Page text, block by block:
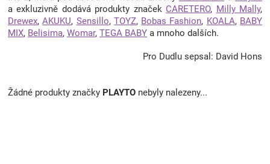
a
a exkluzivně dodává produkty značek CARETERO, Milly Mally,
Drewex,AKUKU, Sensillo, TOYZ, Bobas Fashion, KOALA, BABY
MIX, Belisima, Womar, TEGA BABY a mnoho dalších.
Pro Dudlu sepsal: David Hons
Žádné produkty značky PLAYTO nebyly nalezeny...